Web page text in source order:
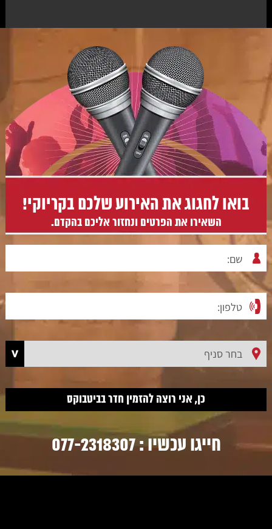
בואו לחגוג את האירוע שלכם בקריוקי!
השאירו את הפרטים ונחזור אליכם בהקדם.
חייגו עכשיו :077-2318307